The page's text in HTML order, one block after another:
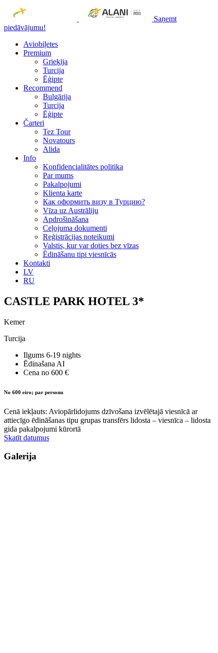
Saņemt
piedāvājumu!
Aviobiļetes
Premium
Grieķija
Turcija
Ēģipte
Recommend
Bulgārija
Turcija
Ēģipte
Čarteri
Tez Tour
Novatours
Alida
Info
Konfidencialitātes politika
Par mums
Рakalpojumi
Klienta karte
Как оформить визу в Турцию?
Vīza uz Austrāliju
Apdrošināšana
Ceļojuma dokumenti
Reģistrācijas noteikumi
Valstis, kur var doties bez vīzas
Ēdināšanu tipi viesnīcās
Kontakti
LV
RU
CASTLE PARK HOTEL 3*
Kemer
Turcija
Ilgums 6-19 nights
Ēdinašana AI
Cena no 600 €
No 600 eiro; par personu
Cenā iekļauts: Aviopārlidojums dzīvošana izvēlētajā viesnīcā ar
attiecīgo ēdināšanas tipu grupas transfērs lidosta – viesnīca – lidosta
gida pakalpojumi kūrortā
Skatīt datumus
Galerija